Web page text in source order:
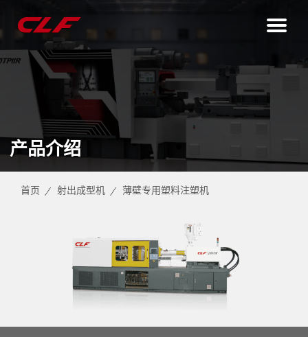
产品介绍
首页 射出成型机 薄壁专用塑料注塑机